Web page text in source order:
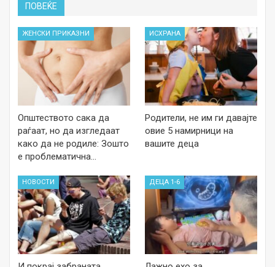
ПОВЕЌЕ
ЖЕНСКИ ПРИКАЗНИ
Општеството сака да
раѓаат, но да изгледаат
како да не родиле: Зошто
е проблематична…
ИСХРАНА
Родители, не им ги давајте
овие 5 намирници на
вашите деца
НОВОСТИ ДЕЦА 1-6